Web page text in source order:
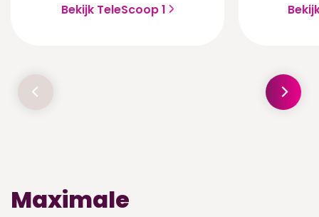
Bekijk TeleScoop 1
Maximale